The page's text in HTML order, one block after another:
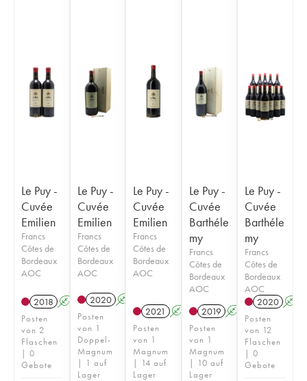
Le Puy -
Cuvée
Emilien
Francs
Côtes de
Bordeaux
AOC
2018 A S
Posten
von 2
Flaschen
| 0
Gebote
Le Puy -
Cuvée
Emilien
Francs
Côtes de
Bordeaux
AOC
2020 A
Posten
von 1
Doppel-
Magnum
| 1 auf
Lager
Le Puy -
Cuvée
Emilien
Francs
Côtes de
Bordeaux
AOC
2021 A S
Posten
von 1
Magnum
| 14 auf
Lager
Le Puy -
Cuvée
Barthéle
my
Francs
Côtes de
Bordeaux
AOC
2019 A T
Posten
von 1
Magnum
| 10 auf
Lager
Le Puy -
Cuvée
Barthéle
my
Francs
Côtes de
Bordeaux
AOC
2020 A
Posten
von 12
Flaschen
| 0
Gebote